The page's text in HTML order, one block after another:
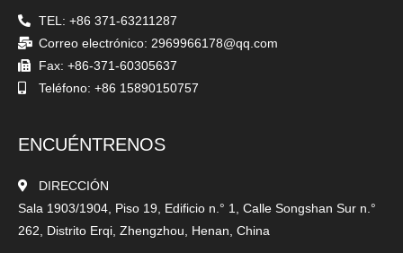
TEL: +86 371-63211287
Correo electrónico: 2969966178@qq.com
Fax: +86-371-60305637
Teléfono: +86 15890150757
ENCUÉNTRENOS
DIRECCIÓN
Sala 1903/1904, Piso 19, Edificio n.° 1, Calle Songshan Sur n.°
262, Distrito Erqi, Zhengzhou, Henan, China